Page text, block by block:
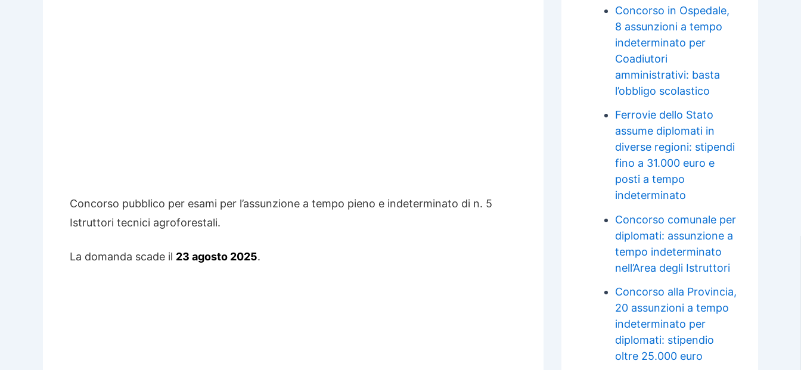
Concorso pubblico per esami per l’assunzione a tempo pieno e indeterminato di n. 5
Istruttori tecnici agroforestali.
La domanda scade il 23 agosto 2025.
Concorso in Ospedale,
8 assunzioni a tempo
indeterminato per
Coadiutori
amministrativi: basta
l’obbligo scolastico
Ferrovie dello Stato
assume diplomati in
diverse regioni: stipendi
fino a 31.000 euro e
posti a tempo
indeterminato
Concorso comunale per
diplomati: assunzione a
tempo indeterminato
nell’Area degli Istruttori
Concorso alla Provincia,
20 assunzioni a tempo
indeterminato per
diplomati: stipendio
oltre 25.000 euro